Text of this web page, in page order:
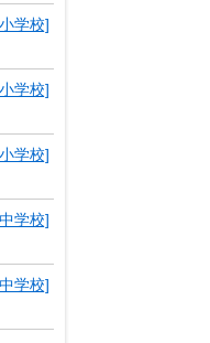
学校]
学校]
学校]
学校]
学校]